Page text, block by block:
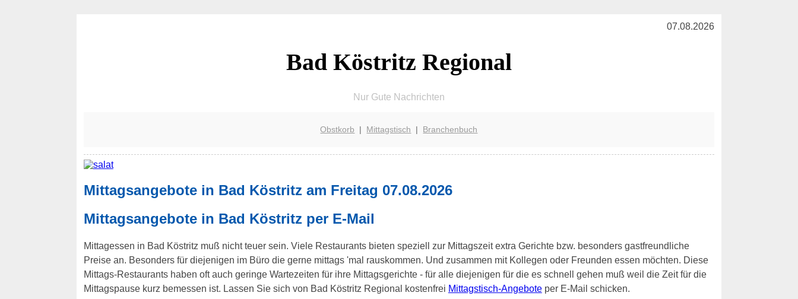
07.08.2026
Bad Köstritz Regional
Nur Gute Nachrichten
Obstkorb | Mittagstisch | Branchenbuch
Mittagsangebote in Bad Köstritz am Freitag 07.08.2026
Mittagsangebote in Bad Köstritz per E-Mail
Mittagessen in Bad Köstritz muß nicht teuer sein. Viele Restaurants bieten speziell zur Mittagszeit extra Gerichte bzw. besonders gastfreundliche
Preise an. Besonders für diejenigen im Büro die gerne mittags 'mal rauskommen. Und zusammen mit Kollegen oder Freunden essen möchten. Diese
Mittags-Restaurants haben oft auch geringe Wartezeiten für ihre Mittagsgerichte - für alle diejenigen für die es schnell gehen muß weil die Zeit für die
Mittagspause kurz bemessen ist. Lassen Sie sich von Bad Köstritz Regional kostenfrei Mittagstisch-Angeboteper E-Mail schicken.